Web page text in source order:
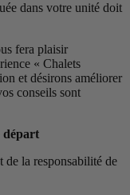
dans votre unité doit
fera plaisir
« Chalets
et désirons améliorer
conseils sont
départ
de la responsabilité de